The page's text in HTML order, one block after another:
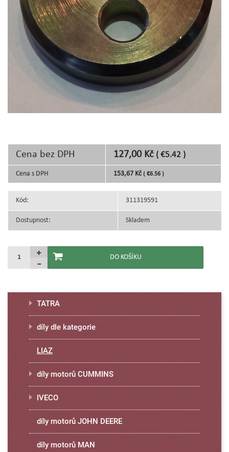
Cena bez DPH 127,00 Kč ( €5.42 )
Cena s DPH 153,67 Kč ( €6.56 )
Kód: 311319591
Dostupnost: Skladem
TATRA
díly dle kategorie
LIAZ
díly motorů CUMMINS
IVECO
díly motorů JOHN DEERE
díly motorů MAN